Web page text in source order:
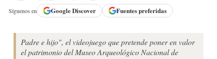
Síguenos en GoogleDiscover Fuentes preferidas
Padre e hijo", el videojuego que pretende poner en valor
el patrimonio del Museo Arqueológico Nacional de